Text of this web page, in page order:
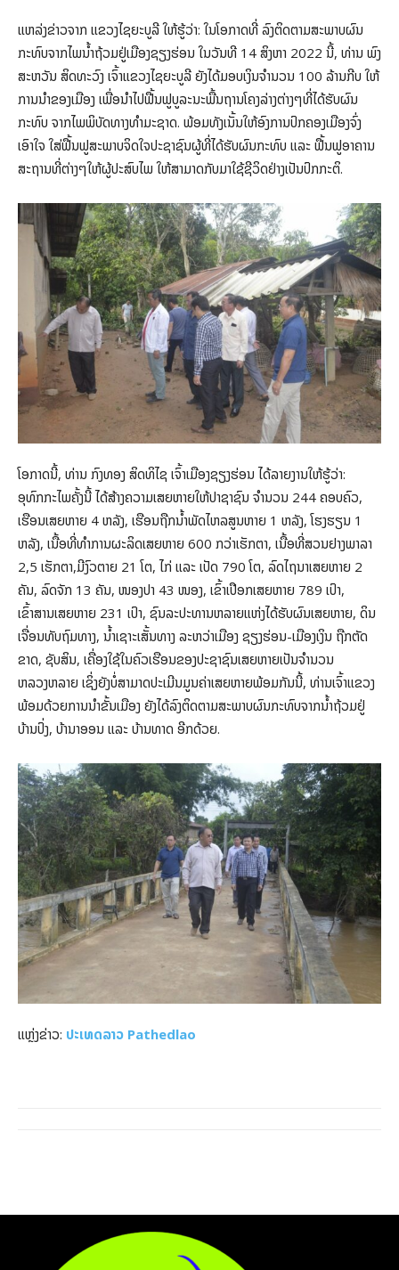
ແຫລ່ງຂ່າວຈາກ ແຂວງໄຊຍະບູລີ ໃຫ້ຮູ້ວ່າ: ໃນໂອກາດທີ່ ລົງຕິດຕາມສະພາບຜົນ
ກະທົບຈາກໄພນໍ້າຖ້ວມຢູ່ເມືອງຊຽງຮ່ອນ ໃນວັນທີ 14 ສິງຫາ 2022 ນີ້, ທ່ານ ພົງ
ສະຫວັນ ສິດທະວົງ ເຈົ້າແຂວງໄຊຍະບູລີ ຍັງໄດ້ມອບເງິນຈໍານວນ 100 ລ້ານກີບ ໃຫ້
ການນໍາຂອງເມືອງ ເພື່ອນໍາໄປຟື້ນຟູບູລະນະພື້ນຖານໂຄງລ່າງຕ່າງໆທີ່ໄດ້ຮັບຜົນ
ກະທົບ ຈາກໄພພິບັດທາງທໍາມະຊາດ. ພ້ອມທັງເນັ້ນໃຫ້ອົງການປົກຄອງເມືອງຈົ່ງ
ເອົາໃຈ ໃສ່ຟື້ນຟູສະພາບຈິດໃຈປະຊາຊົນຜູ້ທີ່ໄດ້ຮັບຜົນກະທົບ ແລະ ຟື້ນຟູອາຄານ
ສະຖານທີ່ຕ່າງໆໃຫ້ຜູ້ປະສົບໄພ ໃຫ້ສາມາດກັບມາໃຊ້ຊີວິດຢ່າງເປັນປົກກະຕິ.
ໂອກາດນີ້, ທ່ານ ກົງທອງ ສິດທິໄຊ ເຈົ້າເມືອງຊຽງຮ່ອນ ໄດ້ລາຍງານໃຫ້ຮູ້ວ່າ:
ອຸທົກກະໄພຄັ້ງນີ້ ໄດ້ສ້າງຄວາມເສຍຫາຍໃຫ້ປາຊາຊົນ ຈໍານວນ 244 ຄອບຄົວ,
ເຮືອນເສຍຫາຍ 4 ຫລັງ, ເຮືອນຖືກນໍ້າພັດໄຫລສູນຫາຍ 1 ຫລັງ, ໂຮງຮຽນ 1
ຫລັງ, ເນື້ອທີ່ທໍາການຜະລິດເສຍຫາຍ 600 ກວ່າເຮັກຕາ, ເນື້ອທີ່ສວນຢາງພາລາ
2,5 ເຮັກຕາ,ມີງົວຕາຍ 21 ໂຕ, ໄກ່ ແລະ ເປັດ 790 ໂຕ, ລົດໄຖນາເສຍຫາຍ 2
ຄັນ, ລົດຈັກ 13 ຄັນ, ໜອງປາ 43 ໜອງ, ເຂົ້າເປືອກເສຍຫາຍ 789 ເປົາ,
ເຂົ້າສານເສຍຫາຍ 231 ເປົາ, ຊົນລະປະທານຫລາຍແຫ່ງໄດ້ຮັບຜົນເສຍຫາຍ, ດິນ
ເຈື່ອນທັບຖົມທາງ, ນໍ້າເຊາະເສັ້ນທາງ ລະຫວ່າເມືອງ ຊຽງຮ່ອນ-ເມືອງເງິນ ຖືກຕັດ
ຂາດ, ຊັບສິນ, ເຄື່ອງໃຊ້ໃນຄົວເຮືອນຂອງປະຊາຊົນເສຍຫາຍເປັນຈຳນວນ
ຫລວງຫລາຍ ເຊິ່ງຍັງບໍ່ສາມາດປະເມີນມູນຄ່າເສຍຫາຍພ້ອມກັນນີ້, ທ່ານເຈົ້າແຂວງ
ພ້ອມດ້ວຍການນຳຂັ້ນເມືອງ ຍັງໄດ້ລົງຕິດຕາມສະພາບຜົນກະທົບຈາກນໍ້າຖ້ວມຢູ່
ບ້ານປົ່ງ, ບ້ານາອອນ ແລະ ບ້ານທາດ ອີກດ້ວຍ.
ແຫຼ່ງຂ່າວ: ປະເທດລາວ Pathedlao